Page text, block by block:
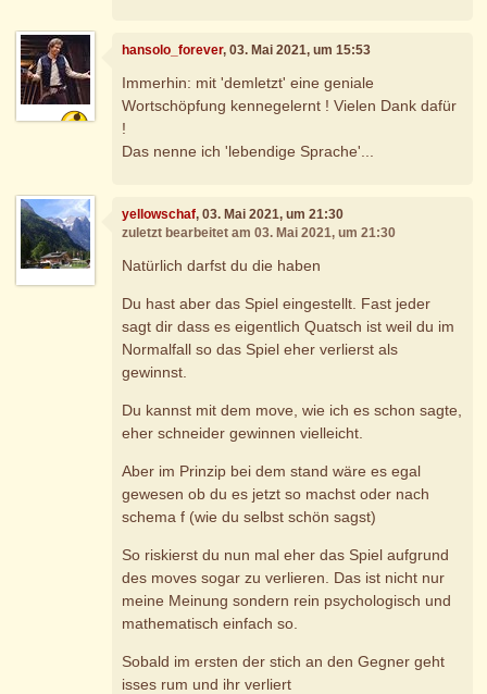
hansolo_forever, 03. Mai 2021, um 15:53
Immerhin: mit 'demletzt' eine geniale
Wortschöpfung kennegelernt ! Vielen Dank dafür
!
Das nenne ich 'lebendige Sprache'...
yellowschaf, 03. Mai 2021, um 21:30
zuletzt bearbeitet am 03. Mai 2021, um 21:30
Natürlich darfst du die haben
Du hast aber das Spiel eingestellt. Fast jeder
sagt dir dass es eigentlich Quatsch ist weil du im
Normalfall so das Spiel eher verlierst als
gewinnst.
Du kannst mit dem move, wie ich es schon sagte,
eher schneider gewinnen vielleicht.
Aber im Prinzip bei dem stand wäre es egal
gewesen ob du es jetzt so machst oder nach
schema f (wie du selbst schön sagst)
So riskierst du nun mal eher das Spiel aufgrund
des moves sogar zu verlieren. Das ist nicht nur
meine Meinung sondern rein psychologisch und
mathematisch einfach so.
Sobald im ersten der stich an den Gegner geht
isses rum und ihr verliert